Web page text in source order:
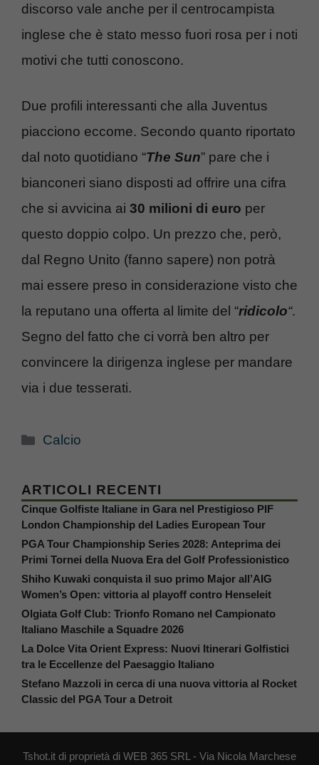
discorso vale anche per il centrocampista
inglese che è stato messo fuori rosa per i noti
motivi che tutti conoscono.
Due profili interessanti che alla Juventus
piacciono eccome. Secondo quanto riportato
dal noto quotidiano “The Sun” pare che i
bianconeri siano disposti ad offrire una cifra
che si avvicina ai 30 milioni di euro per
questo doppio colpo. Un prezzo che, però,
dal Regno Unito (fanno sapere) non potrà
mai essere preso in considerazione visto che
la reputano una offerta al limite del “ridicolo“.
Segno del fatto che ci vorrà ben altro per
convincere la dirigenza inglese per mandare
via i due tesserati.
Categorie
Calcio
ARTICOLI RECENTI
Cinque Golfiste Italiane in Gara nel Prestigioso PIF
London Championship del Ladies European Tour
PGA Tour Championship Series 2028: Anteprima dei
Primi Tornei della Nuova Era del Golf Professionistico
Shiho Kuwaki conquista il suo primo Major all’AIG
Women’s Open: vittoria al playoff contro Henseleit
Olgiata Golf Club: Trionfo Romano nel Campionato
Italiano Maschile a Squadre 2026
La Dolce Vita Orient Express: Nuovi Itinerari Golfistici
tra le Eccellenze del Paesaggio Italiano
Stefano Mazzoli in cerca di una nuova vittoria al Rocket
Classic del PGA Tour a Detroit
Tshot.it di proprietà di WEB 365 SRL - Via Nicola Marchese